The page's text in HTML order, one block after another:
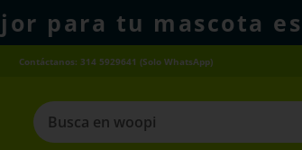
para tu mascota
Contáctanos: 314 5929641 (Solo WhatsApp)
Busca en woopi